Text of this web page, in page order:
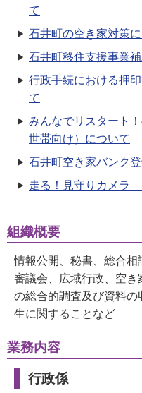
て
石井町の空き家対策
石井町移住支援事業
行政手続における押
て
みんなでリスタート
世帯向け）について
石井町空き家バンク
走る！見守りカメラ
組織概要
情報公開、秘書、総合
審議会、広域行政、空
の総合的調査及び資料
生に関することなど
業務内容
行政係